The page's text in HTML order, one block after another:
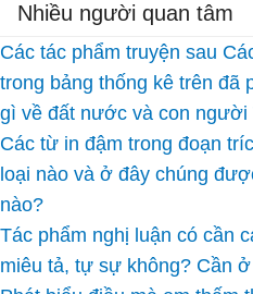
Nhiều người quan tâm
Các tác phẩm truyện sau
trong bảng thống kê trên đã
gì về đất nước và con người
Các từ in đậm trong đoạn
loại nào và ở đây chúng
nào?
Tác phẩm nghị luận có cần
miêu tả, tự sự không? Cần